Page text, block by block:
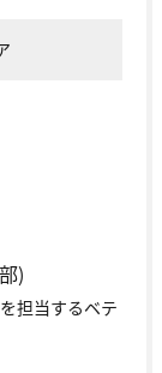
)
担当するベテ